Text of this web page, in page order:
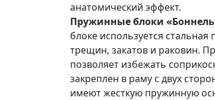
анатомический эффект.
Пружинные блоки
блоке используется
трещин, закатов и раковин.
позволяет избежать
закреплен в раму с двух
имеют жесткую пружинную